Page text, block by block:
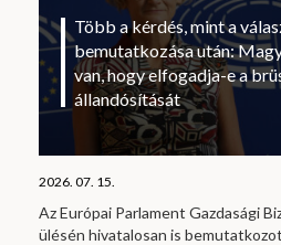
Több a kérdés, mint a
bemutatkozása után:
van, hogy elfogadja-e a
állandósítását
2026. 07. 15.
Az Európai Parlament Gazdasági
ülésén hivatalosan is